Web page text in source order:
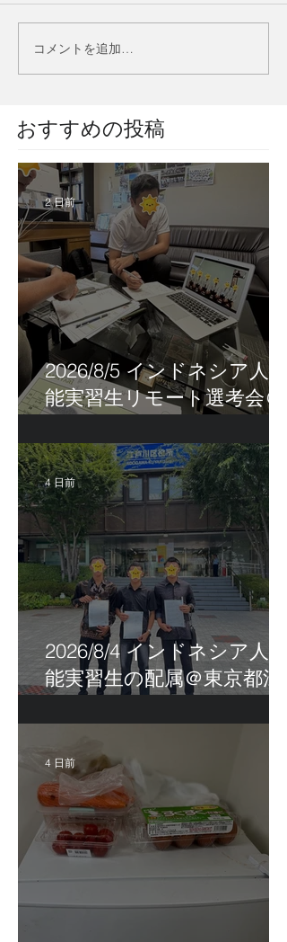
コメントを追加…
​おすすめの投稿
2026/8/5 インドネシア人技
能実習生リモート選考会＠
2 日前
2026/8/4 インドネシア人技
能実習生の配属＠東京都江
4 日前
4 日前